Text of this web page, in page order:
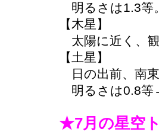
明るさは1.3等
【木星】
太陽に近く、
【土星】
日の出前、南
明るさは0.8等
★7月の星空